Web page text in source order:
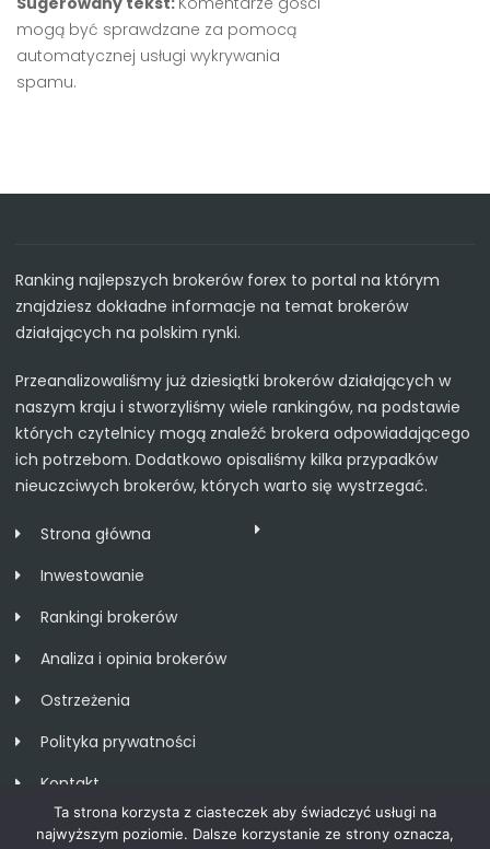
mogą być sprawdzane za pomocą
automatycznej usługi wykrywania
spamu.
Ranking najlepszych brokerów forex to portal na którym
znajdziesz dokładne informacje na temat brokerów
działających na polskim rynki.
Przeanalizowaliśmy już dziesiątki brokerów działających w
naszym kraju i stworzyliśmy wiele rankingów, na podstawie
których czytelnicy mogą znaleźć brokera odpowiadającego
ich potrzebom. Dodatkowo opisaliśmy kilka przypadków
nieuczciwych brokerów, których warto się wystrzegać.
Strona główna
Inwestowanie
Rankingi brokerów
Analiza i opinia brokerów
Ostrzeżenia
Polityka prywatności
Kontakt
Ta strona korzysta z ciasteczek aby świadczyć usługi na
najwyższym poziomie. Dalsze korzystanie ze strony oznacza,